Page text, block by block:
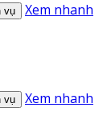
vụ Xem nhanh
vụ Xem nhanh